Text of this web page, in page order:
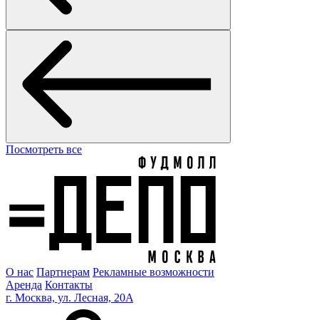
Посмотреть все
О нас Партнерам Рекламные возможности
Аренда Контакты
г. Москва, ул. Лесная, 20A